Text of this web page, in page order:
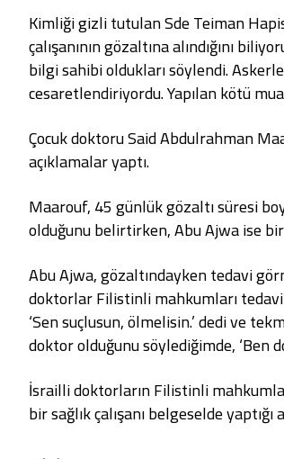
Kimliği gizli tutulan Sde Teiman
çalışanının gözaltına alındığını
bilgi sahibi oldukları söylendi.
cesaretlendiriyordu. Yapılan kötü
Çocuk doktoru Said Abdulrahman
açıklamalar yaptı.
Maarouf, 45 günlük gözaltı süresi
olduğunu belirtirken, Abu Ajwa ise bir
Abu Ajwa, gözaltındayken tedavi
doktorlar Filistinli mahkumları
‘Sen suçlusun, ölmelisin.’ dedi ve
doktor olduğunu söylediğimde, ‘Ben
İsrailli doktorların Filistinli
bir sağlık çalışanı belgeselde